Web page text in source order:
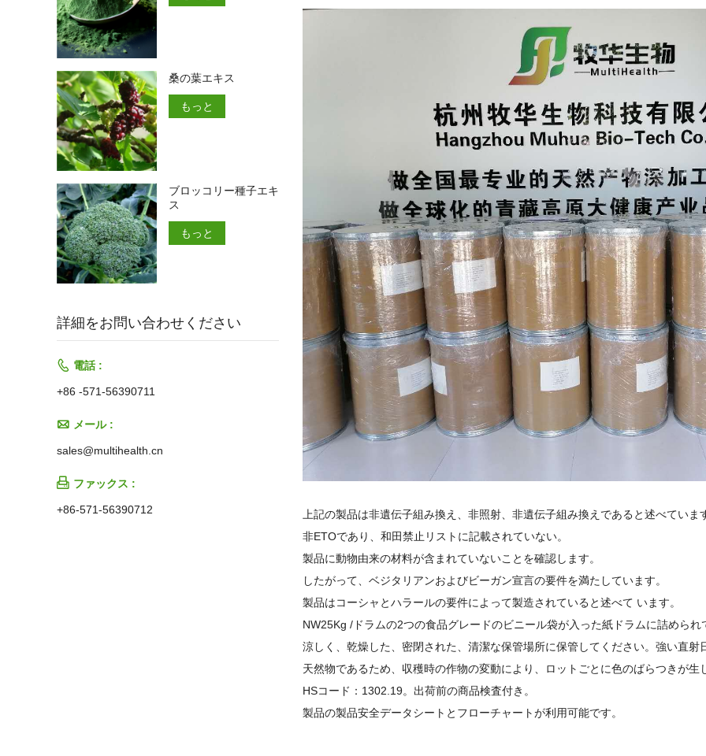
上記の製品は非遺伝子組み換え、非照射、非遺伝子組み換えであると述べていま
非ETOであり、和田禁止リストに記載されていない。
製品に動物由来の材料が含まれていないことを確認します。
したがって、ベジタリアンおよびビーガン宣言の要件を満たしています。
製品はコーシャとハラールの要件によって製造されていると述べて います。
NW25Kg /ドラムの2つの食品グレードのビニール袋が入った紙ドラムに詰められ
涼しく、乾燥した、密閉された、清潔な保管場所に保管してください。強い直射
天然物であるため、収穫時の作物の変動により、ロットごとに色のばらつきが生
HSコード：1302.19。出荷前の商品検査付き。
製品の製品安全データシートとフローチャートが利用可能です。
桑の葉エキス
もっと
ブロッコリー種子エキ
ス
もっと
詳細をお問い合わせください
 電話 :
+86 -571-56390711
 メール :
sales@multihealth.cn
 ファックス :
+86-571-56390712